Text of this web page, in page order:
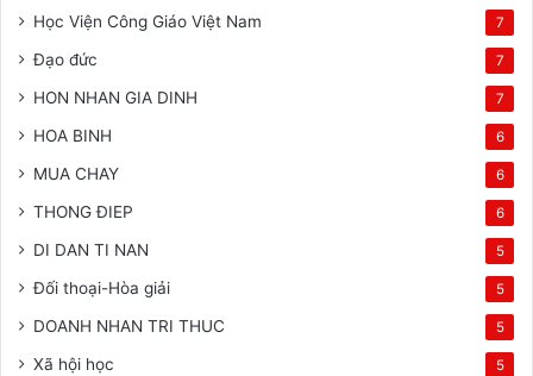
Học Viện Công Giáo Việt Nam 7
Đạo đức 7
HON NHAN GIA DINH 7
HOA BINH 6
MUA CHAY 6
THONG ĐIEP 6
DI DAN TI NAN 5
Đối thoại-Hòa giải 5
DOANH NHAN TRI THUC 5
Xã hội học 5